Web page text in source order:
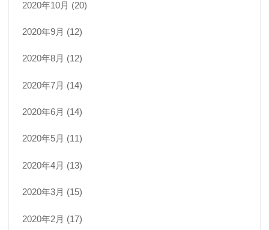
2020年10月 (20)
2020年9月 (12)
2020年8月 (12)
2020年7月 (14)
2020年6月 (14)
2020年5月 (11)
2020年4月 (13)
2020年3月 (15)
2020年2月 (17)